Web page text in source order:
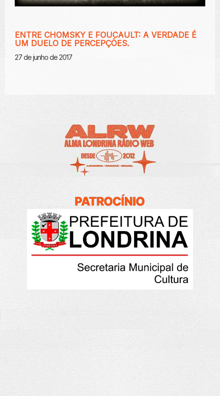
ENTRE CHOMSKY E FOUCAULT: A VERDADE É
UM DUELO DE PERCEPÇÕES.
27 de junho de 2017